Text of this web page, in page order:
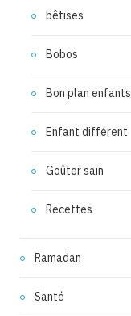
bêtises
Bobos
Bon plan enfants
Enfant différent
Goûter sain
Recettes
Ramadan
Santé